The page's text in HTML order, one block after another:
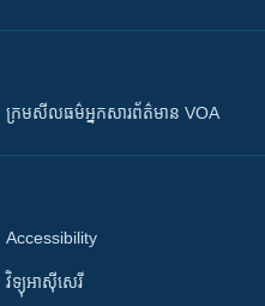
ក្រម​​​សីលធម៌​​​អ្នក​​​សារព័ត៌មាន VOA
Accessibility
វិទ្យុ​អាស៊ី​សេរី